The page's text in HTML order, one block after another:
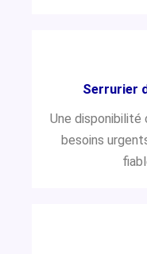
Serrurier
Une disponibilité
besoins